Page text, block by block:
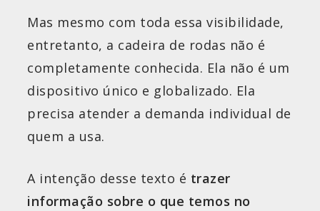
Mas mesmo com toda essa visibilidade,
entretanto, a cadeira de rodas não é
completamente conhecida. Ela não é um
dispositivo único e globalizado. Ela
precisa atender a demanda individual de
quem a usa.
A intenção desse texto é trazer
informação sobre o que temos no